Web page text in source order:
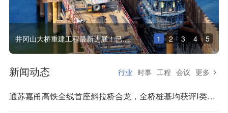
井冈山大桥重建工程最新进展！已完成全部主线桥梁桩基施工 1 2 3 4 5
新闻动态 行业 时事 工程 会议 更多
通苏嘉甬高铁全线首座斜拉桥合龙，全桥桩基均获评Ⅰ类优质桩基